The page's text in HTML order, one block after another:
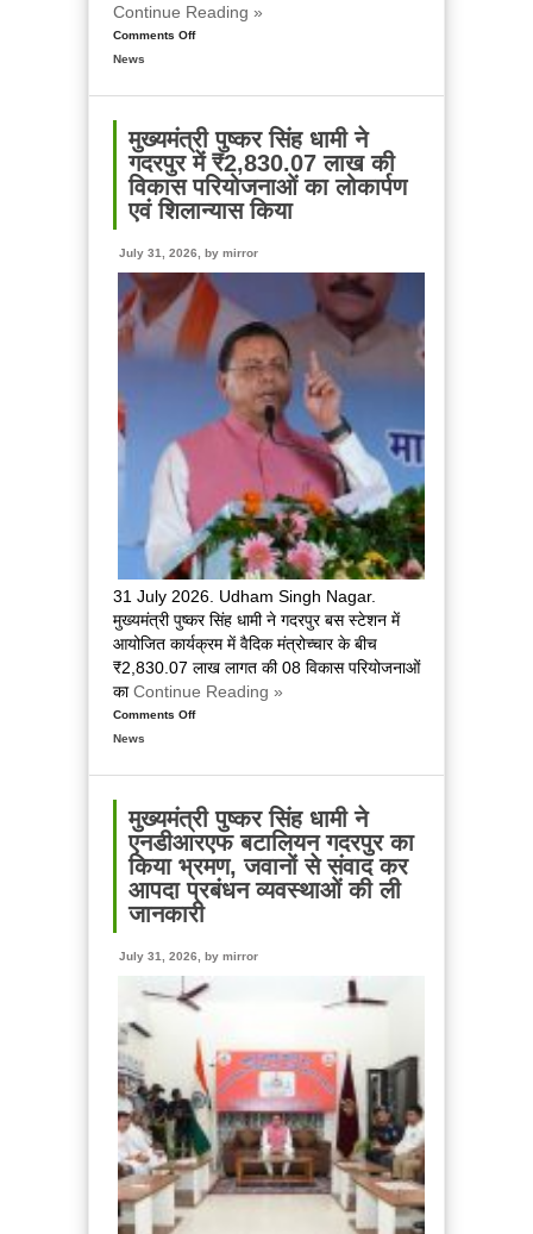
Continue Reading »
Comments Offon
खैनूरी
की
क्षतिग्रस्त
सड़क
मुख्यमंत्री
ने
तत्काल
संज्ञान,
अधिकारियों
शीघ्र
निर्देश
दिये
News
मुख्यमंत्री पुष्कर सिंह धामी ने
गदरपुर में ₹2,830.07 लाख की
विकास परियोजनाओं का लोकार्पण
एवं शिलान्यास किया
July 31, 2026, by mirror
31 July 2026. Udham Singh Nagar.
मुख्यमंत्री पुष्कर सिंह धामी ने गदरपुर बस स्टेशन में
आयोजित कार्यक्रम में वैदिक मंत्रोच्चार के बीच
₹2,830.07 लाख लागत की 08 विकास परियोजनाओं
काContinue Reading »
Comments Offon
धामी
ने
गदरपुर
में
₹2,830.07
की
परियोजनाओं
लोकार्पण
एवं
शिलान्यास
किया
News
मुख्यमंत्री पुष्कर सिंह धामी ने
एनडीआरएफ बटालियन गदरपुर का
किया भ्रमण, जवानों से संवाद कर
आपदा प्रबंधन व्यवस्थाओं की ली
जानकारी
July 31, 2026, by mirror